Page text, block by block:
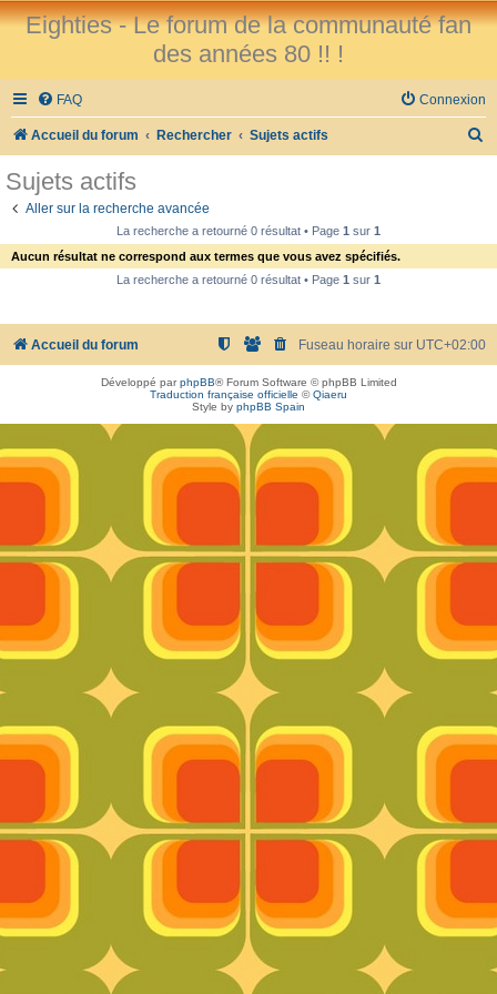
Eighties - Le forum de la communauté fan
des années 80 !! !
FAQ Connexion
Accueil du forum Rechercher Sujets actifs
e
Sujets actifs
Aller sur la recherche avancée
La recherche a retourné 0 résultat • Page 1 sur 1
Aucun résultat ne correspond aux termes que vous avez spécifiés.
La recherche a retourné 0 résultat • Page 1 sur 1
Accueil du forum Fuseau horaire sur UTC+02:00
Développé parphpBB® Forum Software © phpBB Limited
Traduction française officielle ©Qiaeru
Style by phpBB Spain